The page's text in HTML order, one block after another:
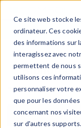
Ce site web stocke
ordinateur. Ces
des informations sur
interagissez avec
permettent de nous
utilisons ces
personnaliser votre
que pour les
concernant nos
sur d'autres
RECHERCHE